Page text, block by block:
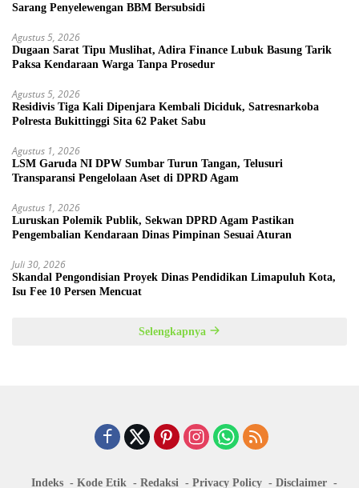
Sarang Penyelewengan BBM Bersubsidi
Agustus 5, 2026
Dugaan Sarat Tipu Muslihat, Adira Finance Lubuk Basung Tarik
Paksa Kendaraan Warga Tanpa Prosedur
Agustus 5, 2026
Residivis Tiga Kali Dipenjara Kembali Diciduk, Satresnarkoba
Polresta Bukittinggi Sita 62 Paket Sabu
Agustus 1, 2026
LSM Garuda NI DPW Sumbar Turun Tangan, Telusuri
Transparansi Pengelolaan Aset di DPRD Agam
Agustus 1, 2026
Luruskan Polemik Publik, Sekwan DPRD Agam Pastikan
Pengembalian Kendaraan Dinas Pimpinan Sesuai Aturan
Juli 30, 2026
Skandal Pengondisian Proyek Dinas Pendidikan Limapuluh Kota,
Isu Fee 10 Persen Mencuat
Selengkapnya
Indeks Kode Etik Redaksi Privacy Policy Disclaimer